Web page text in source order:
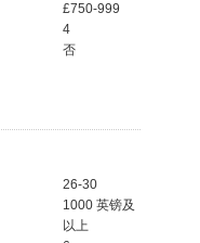
£750-999
4
否
26-30
1000 英镑及
以上